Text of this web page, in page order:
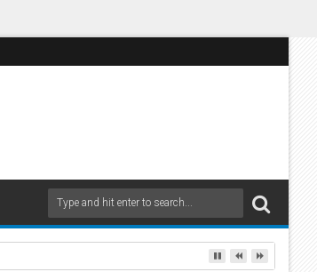
継